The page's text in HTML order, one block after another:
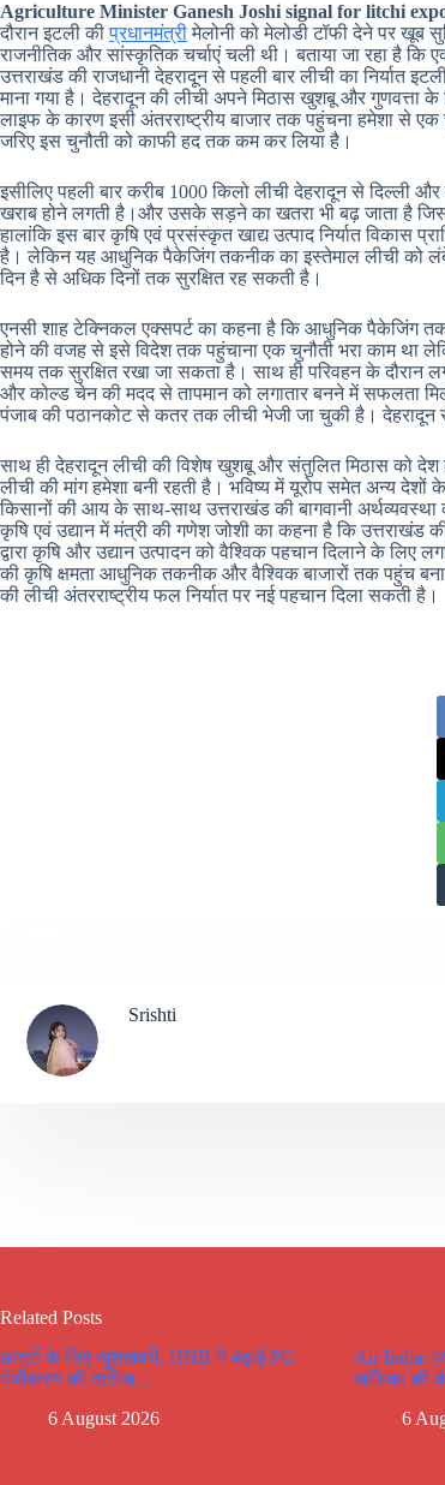
Agriculture Minister Ganesh Joshi signal for litchi
दौरान इटली कीप्रधानमंत्रीमेलोनी को मेलोडी टॉफी देने पर खूब
राजनीतिक और सांस्कृतिक चर्चाएं चली थी। बताया जा रहा है कि
उत्तराखंड की राजधानी देहरादून से पहली बार लीची का निर्यात
माना गया है। देहरादून की लीची अपने मिठास खुशबू और गुणवत्ता
लाइफ के कारण इसी अंतरराष्ट्रीय बाजार तक पहुंचना हमेशा
जरिए इस चुनौती को काफी हद तक कम कर लिया है।
इसीलिए पहली बार करीब 1000 किलो लीची देहरादून से दिल्ली
खराब होने लगती है।और उसके सड़ने का खतरा भी बढ़ जाता है
हालांकि इस बार कृषि एवं प्रसंस्कृत खाद्य उत्पाद निर्यात विकास
है। लेकिन यह आधुनिक पैकेजिंग तकनीक का इस्तेमाल लीची को
दिन है से अधिक दिनों तक सुरक्षित रह सकती है।
एनसी शाह टेक्निकल एक्सपर्ट का कहना है कि आधुनिक पैकेजिंग
होने की वजह से इसे विदेश तक पहुंचाना एक चुनौती भरा काम था
समय तक सुरक्षित रखा जा सकता है। साथ ही परिवहन के दौरान
और कोल्ड चेन की मदद से तापमान को लगातार बनने में सफलता
पंजाब की पठानकोट से कतर तक लीची भेजी जा चुकी है। देहरादून
साथ ही देहरादून लीची की विशेष खुशबू और संतुलित मिठास को देश
लीची की मांग हमेशा बनी रहती है। भविष्य में यूरोप समेत अन्य
किसानों की आय के साथ-साथ उत्तराखंड की बागवानी अर्थव्यवस्था
कृषि एवं उद्यान में मंत्री की गणेश जोशी का कहना है कि उत्तराखंड
द्वारा कृषि और उद्यान उत्पादन को वैश्विक पहचान दिलाने के लिए
की कृषि क्षमता आधुनिक तकनीक और वैश्विक बाजारों तक पहुंच
की लीची अंतरराष्ट्रीय फल निर्यात पर नई पहचान दिला सकती है।
Srishti
Related Posts
छात्रों के लिए खुशखबरी, HNB ने बढ़ाई PG
पंजीकरण की तारीख…
6 August 2026
Air India:
अर्फिका की
6